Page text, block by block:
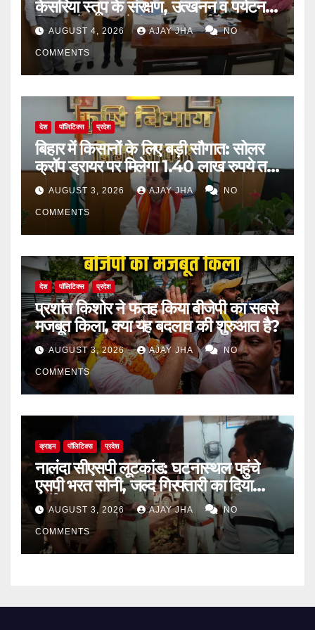
केसरिया स्तूप के संरक्षण, उत्खनन व पर्यटन
विकास के लिए बनेगी व्यापक कार्ययोजना
AUGUST 4, 2026 AJAY JHA NO
COMMENTS
देश पॉलिटिक्स प्रदेश
बिहार में किसानों के लिए बड़ी सौगात: सोलर
क्रॉप ड्रायर पर मिलेगा 1.40 लाख रुपये तक
का अनुदान
AUGUST 3, 2026 AJAY JHA NO
COMMENTS
देश पॉलिटिक्स प्रदेश
प्रशांत किशोर ने फतह किया बीजेपी का सबसे
मजबूत किला, क्या यह बदलाव की शुरुआत है?
AUGUST 3, 2026 AJAY JHA NO
COMMENTS
क्राइम पॉलिटिक्स प्रदेश
नालंदा सीएसपी लूटकांड: घटनास्थल पहुंचे
एसपी भरत सोनी, जल्द गिरफ्तारी का दिया
निर्देश
AUGUST 3, 2026 AJAY JHA NO
COMMENTS